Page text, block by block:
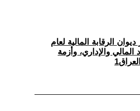
الرقابة المالية لعام
المالي والإداري، وأزمة